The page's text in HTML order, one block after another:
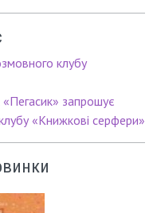
клубу
запрошує
«Книжкові серфери»